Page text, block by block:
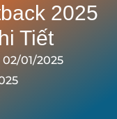
2025
Tiết
02/01/2025